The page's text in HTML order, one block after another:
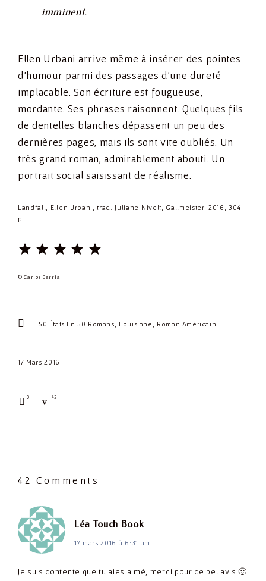
imminent.
Ellen Urbani arrive même à insérer des pointes
d’humour parmi des passages d’une dureté
implacable. Son écriture est fougueuse,
mordante. Ses phrases raisonnent. Quelques fils
de dentelles blanches dépassent un peu des
dernières pages, mais ils sont vite oubliés. Un
très grand roman, admirablement abouti. Un
portrait social saisissant de réalisme.
Landfall, Ellen Urbani, trad. Juliane Nivelt, Gallmeister, 2016, 304
p.
⭐⭐⭐⭐⭐
© Carlos Barria
50 États En 50 Romans Louisiane Roman Américain
17 Mars 2016
42
0
42 Comments
Léa Touch Bookdit :
17 mars 2016 à 6:31 am
Je suis contente que tu aies aimé, merci pour ce bel avis 🙂